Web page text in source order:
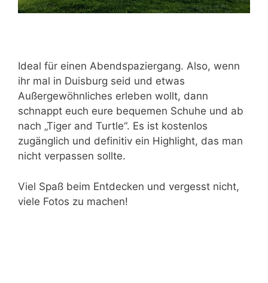
Ideal für einen Abendspaziergang. Also, wenn
ihr mal in Duisburg seid und etwas
Außergewöhnliches erleben wollt, dann
schnappt euch eure bequemen Schuhe und ab
nach „Tiger and Turtle“. Es ist kostenlos
zugänglich und definitiv ein Highlight, das man
nicht verpassen sollte.
Viel Spaß beim Entdecken und vergesst nicht,
viele Fotos zu machen!